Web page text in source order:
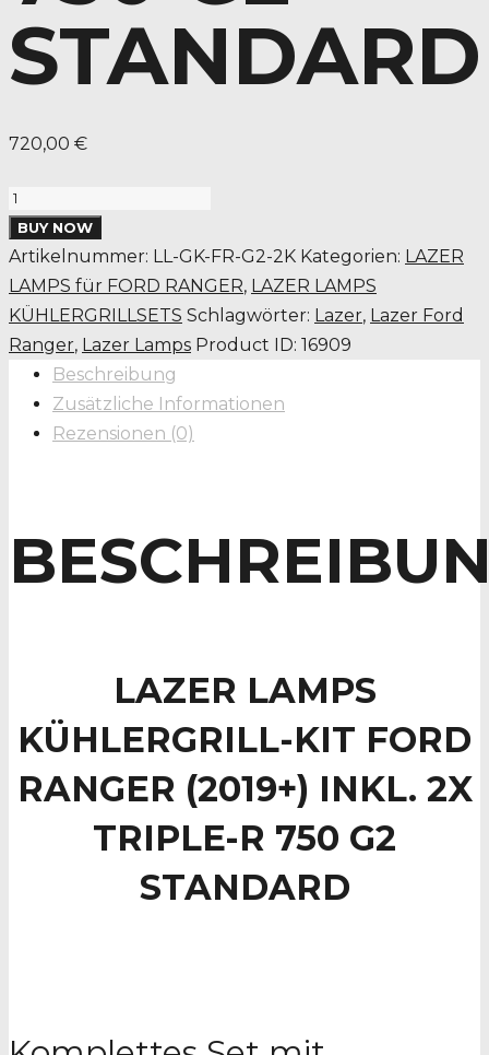
STANDARD
720,00 €
LAZER
LAMPS
KÜHLERGRILL-
KIT
FORD
RANGER
(2019+)
INKL.
G2
STANDARD
BUY NOW
Artikelnummer: LL-GK-FR-G2-2K Kategorien: LAZER
LAMPS für FORD RANGER, LAZER LAMPS
KÜHLERGRILLSETS Schlagwörter: Lazer, Lazer Ford
Ranger, Lazer Lamps Product ID: 16909
Beschreibung
Zusätzliche Informationen
Rezensionen (0)
LAZER LAMPS
KÜHLERGRILL-KIT FORD
RANGER (2019+) INKL. 2X
TRIPLE-R 750 G2
STANDARD